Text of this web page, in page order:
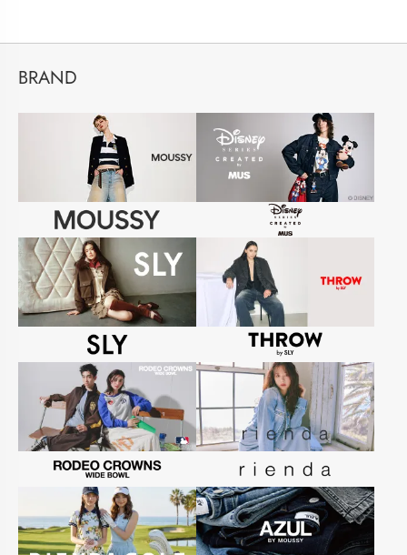
BRAND